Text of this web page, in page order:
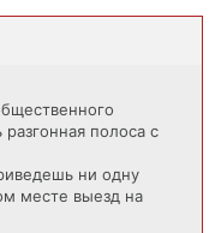
полоса с
ни одну
месте выезд на